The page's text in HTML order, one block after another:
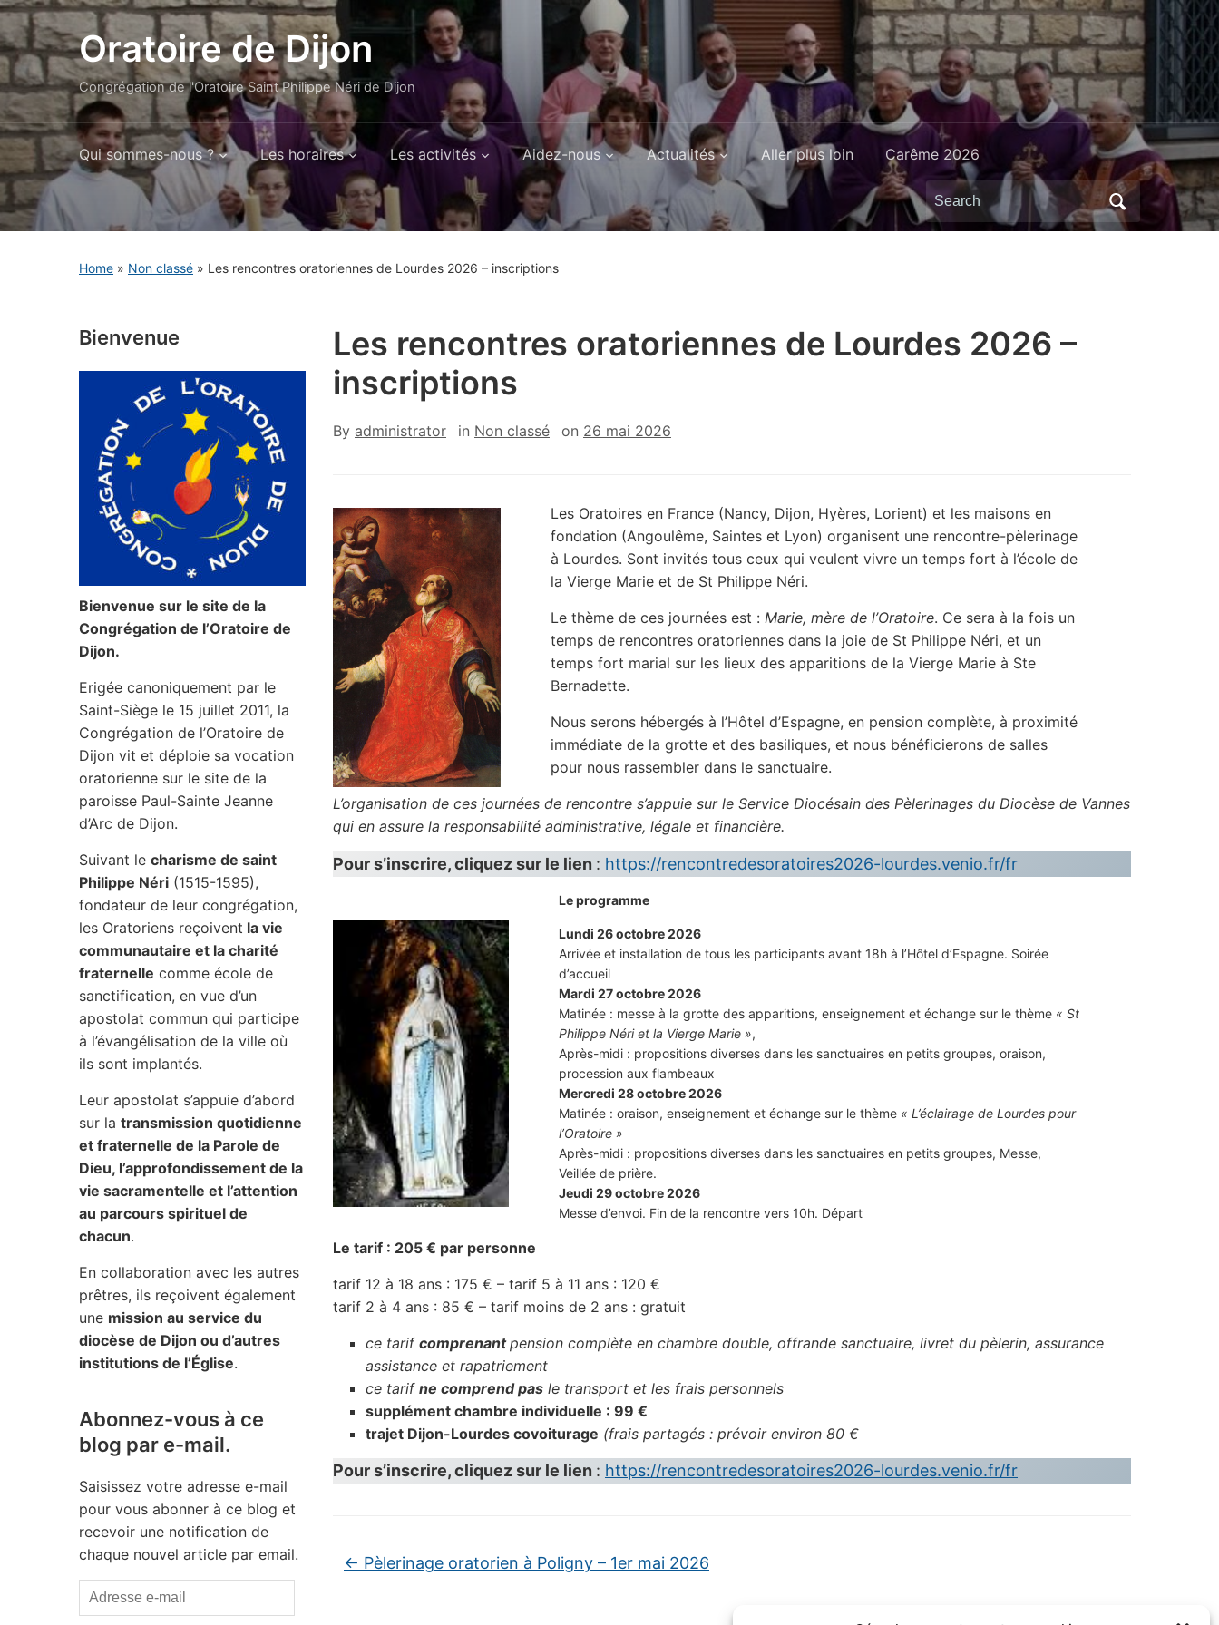
Oratoire de Dijon
Congrégation de l'Oratoire Saint Philippe Néri de Dijon
Qui sommes-nous ? Les horaires Les activités Aidez-nous Actualités Aller plus loin Carême 2026
Search
for:
Home » Non classé » Les rencontres oratoriennes de Lourdes 2026 – inscriptions
Bienvenue
Bienvenue sur le site de la
Congrégation de l’Oratoire de
Dijon.
Erigée canoniquement par le
Saint-Siège le 15 juillet 2011, la
Congrégation de l’Oratoire de
Dijon vit et déploie sa vocation
oratorienne sur le site de la
paroisse Paul-Sainte Jeanne
d’Arc de Dijon.
Suivant le charisme de saint
Philippe Néri (1515-1595),
fondateur de leur congrégation,
les Oratoriens reçoivent la vie
communautaire et la charité
fraternelle comme école de
sanctification, en vue d’un
apostolat commun qui participe
à l’évangélisation de la ville où
ils sont implantés.
Leur apostolat s’appuie d’abord
sur la transmission quotidienne
et fraternelle de la Parole de
Dieu, l’approfondissement de la
vie sacramentelle et l’attention
au parcours spirituel de
chacun.
En collaboration avec les autres
prêtres, ils reçoivent également
une mission au service du
diocèse de Dijon ou d’autres
institutions de l’Église.
Abonnez-vous à ce
blog par e-mail.
Saisissez votre adresse e-mail
pour vous abonner à ce blog et
recevoir une notification de
chaque nouvel article par email.
Adresse
e-
Les rencontres oratoriennes de Lourdes 2026 –
inscriptions
By administrator in Non classé on 26 mai 2026
Les Oratoires en France (Nancy, Dijon, Hyères, Lorient) et les maisons en
fondation (Angoulême, Saintes et Lyon) organisent une rencontre-pèlerinage
à Lourdes. Sont invités tous ceux qui veulent vivre un temps fort à l’école de
la Vierge Marie et de St Philippe Néri.
Le thème de ces journées est :Marie, mère de l’Oratoire. Ce sera à la fois un
temps de rencontres oratoriennes dans la joie de St Philippe Néri, et un
temps fort marial sur les lieux des apparitions de la Vierge Marie à Ste
Bernadette.
Nous serons hébergés à l’Hôtel d’Espagne, en pension complète, à proximité
immédiate de la grotte et des basiliques, et nous bénéficierons de salles
pour nous rassembler dans le sanctuaire.
L’organisation de ces journées de rencontre s’appuie sur le Service Diocésain des Pèlerinages du Diocèse de Vannes
qui en assure la responsabilité administrative, légale et financière.
Pour s’inscrire, cliquez sur le lien : https://rencontredesoratoires2026-lourdes.venio.fr/fr
Le programme
Lundi 26 octobre 2026
Arrivée et installation de tous les participants avant 18h à l’Hôtel d’Espagne. Soirée
d’accueil
Mardi 27 octobre 2026
Matinée : messe à la grotte des apparitions, enseignement et échange sur le thème « St
Philippe Néri et la Vierge Marie »,
Après-midi : propositions diverses dans les sanctuaires en petits groupes, oraison,
procession aux flambeaux
Mercredi 28 octobre 2026
Matinée : oraison, enseignement et échange sur le thème « L’éclairage de Lourdes pour
l’Oratoire »
Après-midi : propositions diverses dans les sanctuaires en petits groupes, Messe,
Veillée de prière.
Jeudi 29 octobre 2026
Messe d’envoi. Fin de la rencontre vers 10h. Départ
Le tarif : 205 € par personne
tarif 12 à 18 ans : 175 € – tarif 5 à 11 ans : 120 €
tarif 2 à 4 ans : 85 € – tarif moins de 2 ans : gratuit
ce tarif comprenantpension complète en chambre double, offrande sanctuaire, livret du pèlerin, assurance
assistance et rapatriement
ce tarif ne comprend pas le transport et les frais personnels
supplément chambre individuelle : 99 €
trajet Dijon-Lourdes covoiturage (frais partagés : prévoir environ 80 €
Pour s’inscrire, cliquez sur le lien : https://rencontredesoratoires2026-lourdes.venio.fr/fr
← Pèlerinage oratorien à Poligny – 1er mai 2026